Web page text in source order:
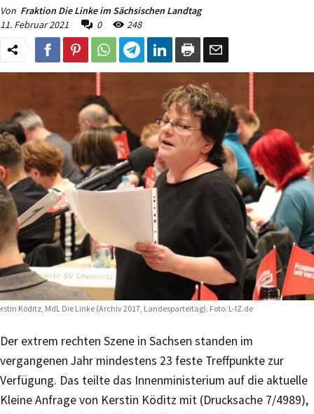
Von Fraktion Die Linke im Sächsischen Landtag
11. Februar 2021
0 248
Köditz, MdL Die Linke (Archiv 2017, Landesparteitag). Foto: L-IZ.de
Der extrem rechten Szene in Sachsen standen im
vergangenen Jahr mindestens 23 feste Treffpunkte zur
Verfügung. Das teilte das Innenministerium auf die aktuelle
Kleine Anfrage von Kerstin Köditz mit (Drucksache 7/4989),